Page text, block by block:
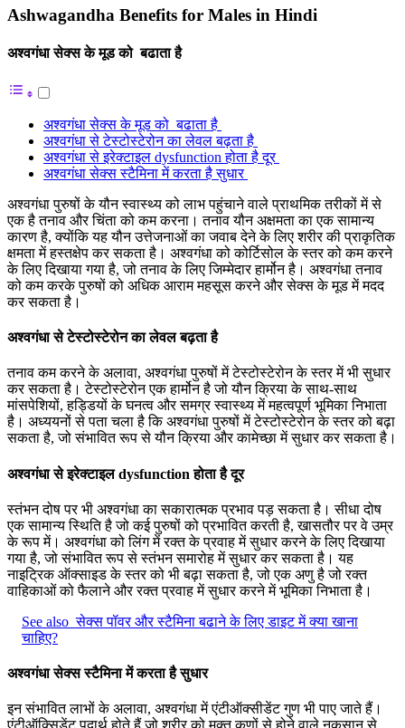
Ashwagandha Benefits for Males in Hindi
अश्वगंधा सेक्स के मूड को बढाता है
अश्वगंधा सेक्स के मूड को बढाता है
अश्वगंधा से टेस्टोस्टेरोन का लेवल बढ़ता है
अश्वगंधा से इरेक्टाइल dysfunction होता है दूर
अश्वगंधा सेक्स स्टैमिना में करता है सुधार
अश्वगंधा पुरुषों के यौन स्वास्थ्य को लाभ पहुंचाने वाले प्राथमिक तरीकों में से
एक है तनाव और चिंता को कम करना। तनाव यौन अक्षमता का एक सामान्य
कारण है, क्योंकि यह यौन उत्तेजनाओं का जवाब देने के लिए शरीर की प्राकृतिक
क्षमता में हस्तक्षेप कर सकता है। अश्वगंधा को कोर्टिसोल के स्तर को कम करने
के लिए दिखाया गया है, जो तनाव के लिए जिम्मेदार हार्मोन है। अश्वगंधा तनाव
को कम करके पुरुषों को अधिक आराम महसूस करने और सेक्स के मूड में मदद
कर सकता है।
अश्वगंधा से टेस्टोस्टेरोन का लेवल बढ़ता है
तनाव कम करने के अलावा, अश्वगंधा पुरुषों में टेस्टोस्टेरोन के स्तर में भी सुधार
कर सकता है। टेस्टोस्टेरोन एक हार्मोन है जो यौन क्रिया के साथ-साथ
मांसपेशियों, हड्डियों के घनत्व और समग्र स्वास्थ्य में महत्वपूर्ण भूमिका निभाता
है। अध्ययनों से पता चला है कि अश्वगंधा पुरुषों में टेस्टोस्टेरोन के स्तर को बढ़ा
सकता है, जो संभावित रूप से यौन क्रिया और कामेच्छा में सुधार कर सकता है।
अश्वगंधा से इरेक्टाइल dysfunction होता है दूर
स्तंभन दोष पर भी अश्वगंधा का सकारात्मक प्रभाव पड़ सकता है। सीधा दोष
एक सामान्य स्थिति है जो कई पुरुषों को प्रभावित करती है, खासतौर पर वे उम्र
के रूप में। अश्वगंधा को लिंग में रक्त के प्रवाह में सुधार करने के लिए दिखाया
गया है, जो संभावित रूप से स्तंभन समारोह में सुधार कर सकता है। यह
नाइट्रिक ऑक्साइड के स्तर को भी बढ़ा सकता है, जो एक अणु है जो रक्त
वाहिकाओं को फैलाने और रक्त प्रवाह में सुधार करने में भूमिका निभाता है।
See also सेक्स पॉवर और स्टैमिना बढाने के लिए डाइट में क्या खाना
चाहिए?
अश्वगंधा सेक्स स्टैमिना में करता है सुधार
इन संभावित लाभों के अलावा, अश्वगंधा में एंटीऑक्सीडेंट गुण भी पाए जाते हैं।